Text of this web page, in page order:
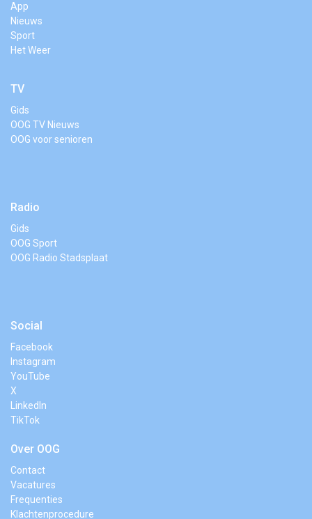
App
Nieuws
Sport
Het Weer
TV
Gids
OOG TV Nieuws
OOG voor senioren
Radio
Gids
OOG Sport
OOG Radio Stadsplaat
Social
Facebook
Instagram
YouTube
X
LinkedIn
TikTok
Over OOG
Contact
Vacatures
Frequenties
Klachtenprocedure